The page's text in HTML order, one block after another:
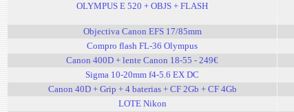
OLYMPUS E 520 + OBJS + FLASH
Objectiva Canon EFS 17/85mm
Compro flash FL-36 Olympus
Canon 400D + lente Canon 18-55 - 249€
Sigma 10-20mm f4-5.6 EX DC
Canon 40D + Grip + 4 baterias + CF 2Gb + CF 4Gb
LOTE Nikon